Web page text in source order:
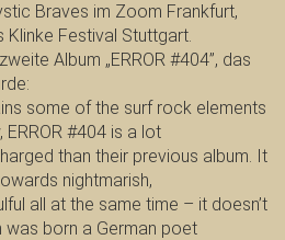
Braves im Zoom Frankfurt,
Festival Stuttgart.
Album „ERROR #404”, das
some of the surf rock elements
#404 is a lot
than their previous album. It
nightmarish,
all at the same time – it doesn’t
was born a German poet